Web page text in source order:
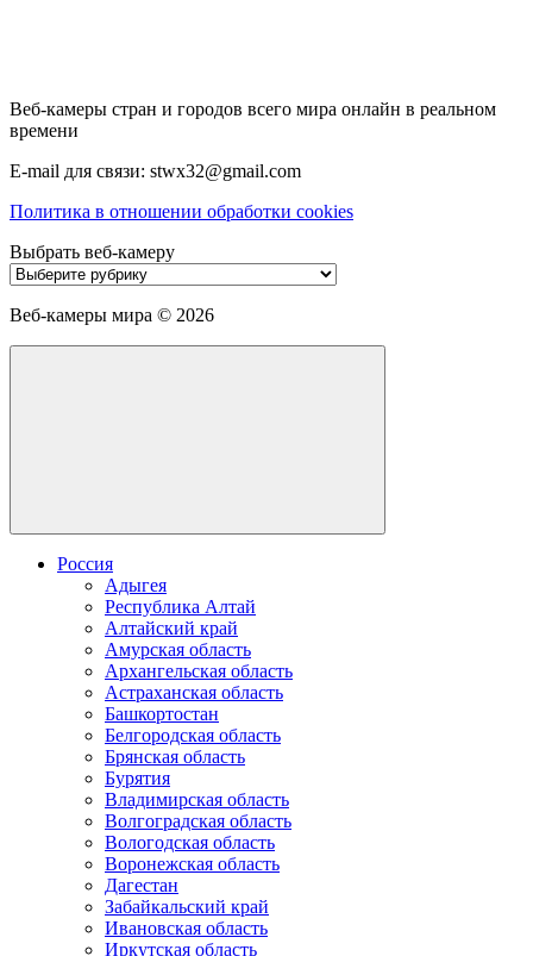
Веб-камеры стран и городов всего мира онлайн в реальном
времени
E-mail для связи: stwx32@gmail.com
Политика в отношении обработки cookies
Выбрать веб-камеру
Выбрать
камеру
Веб-камеры мира © 2026
Россия
Адыгея
Республика Алтай
Алтайский край
Амурская область
Архангельская область
Астраханская область
Башкортостан
Белгородская область
Брянская область
Бурятия
Владимирская область
Волгоградская область
Вологодская область
Воронежская область
Дагестан
Забайкальский край
Ивановская область
Иркутская область